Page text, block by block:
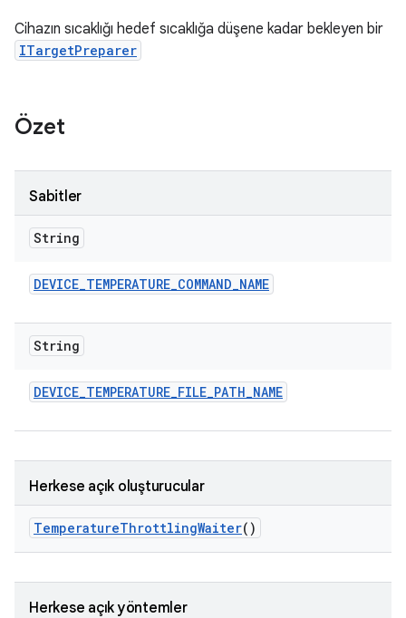
Cihazın sıcaklığı hedef sıcaklığa düşene kadar bekleyen bir
ITargetPreparer
Özet
Sabitler
String
DEVICE_TEMPERATURE_COMMAND_NAME
String
DEVICE_TEMPERATURE_FILE_PATH_NAME
Herkese açık oluşturucular
TemperatureThrottlingWaiter()
Herkese açık yöntemler